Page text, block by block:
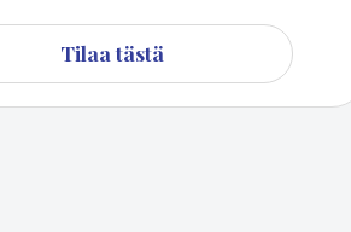
Tilaa tästä